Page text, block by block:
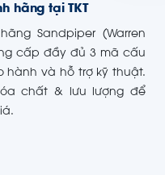
hãng tại TKT
Sandpiper (Warren
cấp đầy đủ 3 mã cấu
hành và hỗ trợ kỹ thuật.
chất & lưu lượng để